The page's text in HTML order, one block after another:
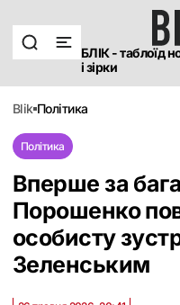
БЛІК - таблоїд
і зірки
blik політика
Політика
Вперше за
Порошенко
особисту
Зеленським